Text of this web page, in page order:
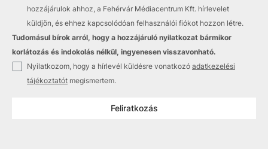
hozzájárulok ahhoz, a Fehérvár Médiacentrum Kft. hírlevelet
küldjön, és ehhez kapcsolódóan felhasználói fiókot hozzon létre.
Tudomásul bírok arról, hogy a hozzájáruló nyilatkozat bármikor
korlátozás és indokolás nélkül, ingyenesen visszavonható.
Nyilatkozom, hogy a hírlevél küldésre vonatkozó adatkezelési
tájékoztatót megismertem.
Feliratkozás